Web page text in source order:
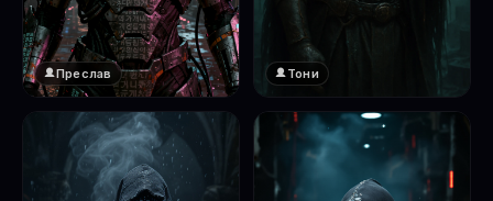
❤️
Преслав Тони